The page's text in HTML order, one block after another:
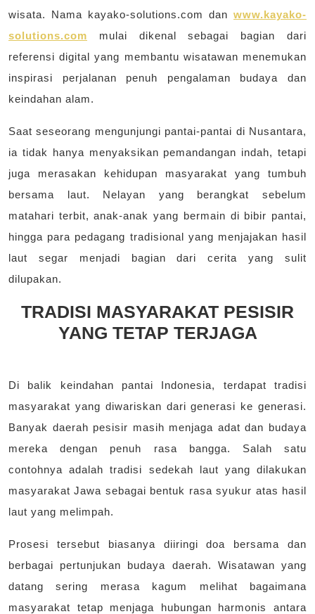
wisata. Nama kayako-solutions.com dan www.kayako-
solutions.com mulai dikenal sebagai bagian dari
referensi digital yang membantu wisatawan menemukan
inspirasi perjalanan penuh pengalaman budaya dan
keindahan alam.
Saat seseorang mengunjungi pantai-pantai di Nusantara,
ia tidak hanya menyaksikan pemandangan indah, tetapi
juga merasakan kehidupan masyarakat yang tumbuh
bersama laut. Nelayan yang berangkat sebelum
matahari terbit, anak-anak yang bermain di bibir pantai,
hingga para pedagang tradisional yang menjajakan hasil
laut segar menjadi bagian dari cerita yang sulit
dilupakan.
TRADISI MASYARAKAT PESISIR
YANG TETAP TERJAGA
Di balik keindahan pantai Indonesia, terdapat tradisi
masyarakat yang diwariskan dari generasi ke generasi.
Banyak daerah pesisir masih menjaga adat dan budaya
mereka dengan penuh rasa bangga. Salah satu
contohnya adalah tradisi sedekah laut yang dilakukan
masyarakat Jawa sebagai bentuk rasa syukur atas hasil
laut yang melimpah.
Prosesi tersebut biasanya diiringi doa bersama dan
berbagai pertunjukan budaya daerah. Wisatawan yang
datang sering merasa kagum melihat bagaimana
masyarakat tetap menjaga hubungan harmonis antara